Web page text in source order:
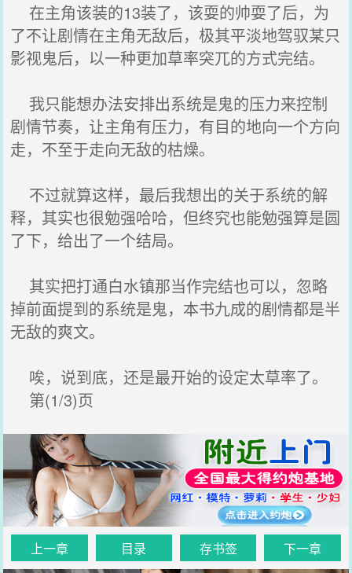
在主角该装的13装了，该耍的帅耍了后，为
了不让剧情在主角无敌后，极其平淡地驾驭某只
影视鬼后，以一种更加草率突兀的方式完结。
我只能想办法安排出系统是鬼的压力来控制
剧情节奏，让主角有压力，有目的地向一个方向
走，不至于走向无敌的枯燥。
不过就算这样，最后我想出的关于系统的解
释，其实也很勉强哈哈，但终究也能勉强算是圆
了下，给出了一个结局。
其实把打通白水镇那当作完结也可以，忽略
掉前面提到的系统是鬼，本书九成的剧情都是半
无敌的爽文。
唉，说到底，还是最开始的设定太草率了。
第(1/3)页
上一章 目录 存书签 下一章